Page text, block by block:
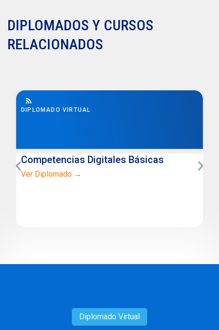
DIPLOMADOS Y CURSOS
RELACIONADOS
DIPLOMADO VIRTUAL
Competencias Digitales Básicas
Ver Diplomado →
Diplomado Virtual